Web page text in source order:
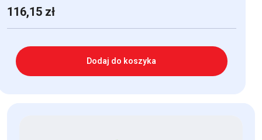
116,15 zł
Dodaj do koszyka